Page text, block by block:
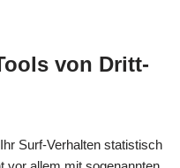
von Dritt­
Surf-Verhalten statistisch